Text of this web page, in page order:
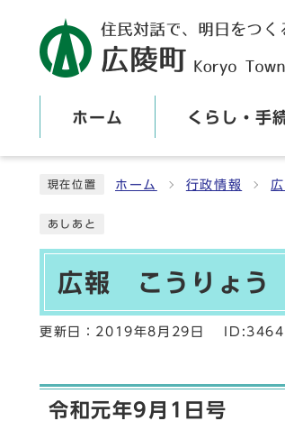
ホーム くらし・手
現在位置 ホーム 行政情報
あしあと
広報 こうりょ
更新日： 2019年8月29日 ID:3464
令和元年9月1日号